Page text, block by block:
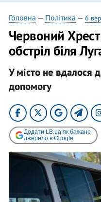
Головна — Політика — 6
Червоний
обстріл біля
У місто не вдалося
допомогу
Додати LB.ua як бажане
джерело в Google